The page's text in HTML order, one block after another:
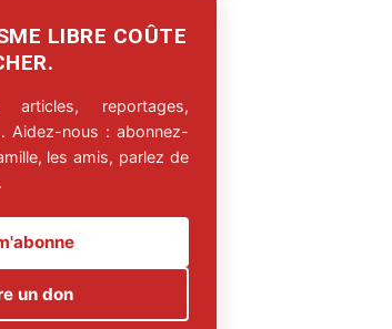
LIBRE COÛTE
reportages,
Aidez-nous : abonnez-
les amis, parlez de
un don